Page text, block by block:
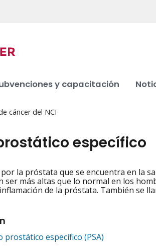
y capacitación
cáncer del NCI
específico
la próstata que se encuentra en la
ser más altas que lo normal en los
de la próstata. También se
específico (PSA)